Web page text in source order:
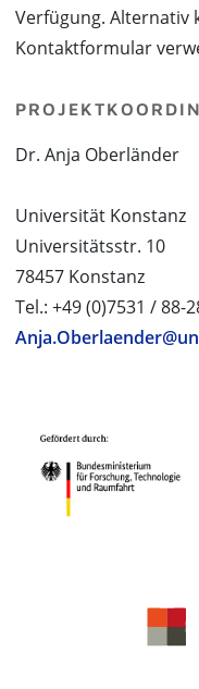
Verfügung. Alternativ
Kontaktformular
Dr. Anja Oberländer
Universität Konstanz
Universitätsstr. 10
78457 Konstanz
Tel.: +49 (0)7531 / 88-